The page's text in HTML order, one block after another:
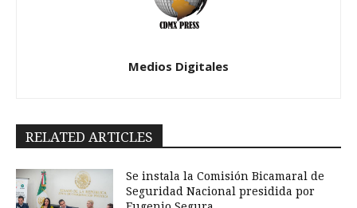
Medios Digitales
RELATED ARTICLES
Se instala la Comisión Bicamaral de
Seguridad Nacional presidida por